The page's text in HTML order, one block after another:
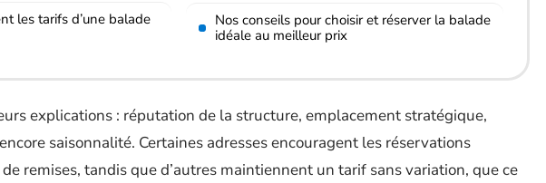
les tarifs d’une balade
Nos conseils pour choisir et réserver la balade
idéale au meilleur prix
explications : réputation de la structure, emplacement stratégique,
saisonnalité. Certaines adresses encouragent les réservations
remises, tandis que d’autres maintiennent un tarif sans variation, que ce